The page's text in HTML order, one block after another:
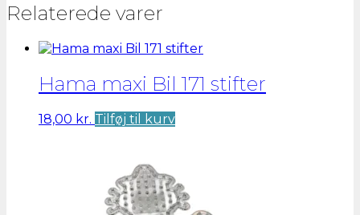
Relaterede varer
Hama maxi Bil 171 stifter
18,00 kr. Tilføj til kurv